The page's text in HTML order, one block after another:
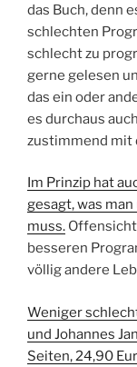
das Buch, denn
schlechten
schlecht zu
gerne gelesen
das ein oder
es durchaus
zustimmend mit
Im Prinzip hat
gesagt, was
muss.
besseren
völlig andere
Weniger
und Johannes
Seiten, 24,90